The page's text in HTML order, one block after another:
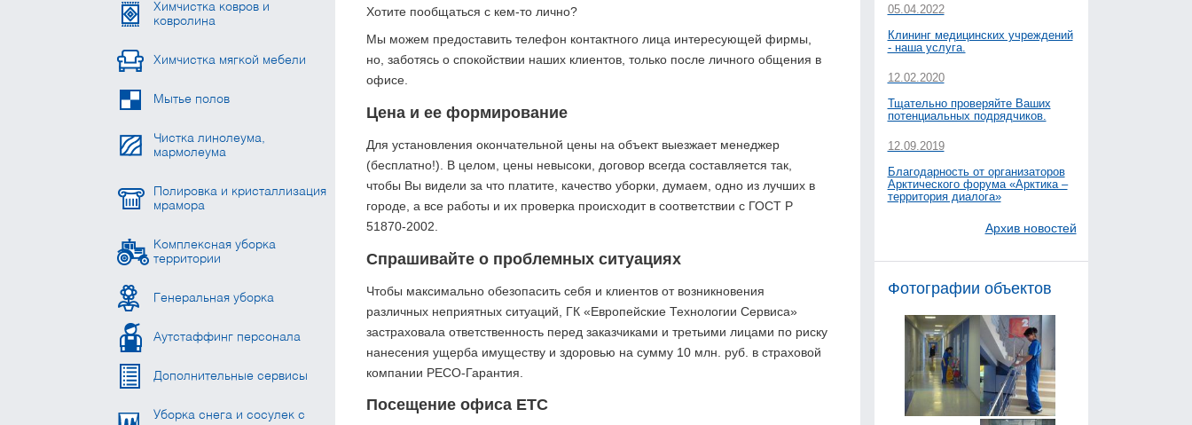
Химчистка ковров и
ковролина
Химчистка мягкой мебели
Мытье полов
Чистка линолеума,
мармолеума
Полировка и кристаллизация
мрамора
Комплексная уборка
территории
Генеральная уборка
Аутстаффинг персонала
Дополнительные сервисы
Уборка снега и сосулек с
Хотите пообщаться с кем-то лично?
Мы можем предоставить телефон контактного лица интересующей фирмы,
но, заботясь о спокойствии наших клиентов, только после личного общения в
офисе.
Цена и ее формирование
Для установления окончательной цены на объект выезжает менеджер
(бесплатно!). В целом, цены невысоки, договор всегда составляется так,
чтобы Вы видели за что платите, качество уборки, думаем, одно из лучших в
городе, а все работы и их проверка происходит в соответствии с ГОСТ Р
51870-2002.
Спрашивайте о проблемных ситуациях
Чтобы максимально обезопасить себя и клиентов от возникновения
различных неприятных ситуаций, ГК «Европейские Технологии Сервиса»
застраховала ответственность перед заказчиками и третьими лицами по риску
нанесения ущерба имуществу и здоровью на сумму 10 млн. руб. в страховой
компании РЕСО-Гарантия.
Посещение офиса ЕТС
05.04.2022
Клининг медицинских учреждений
- наша услуга.
12.02.2020
Тщательно проверяйте Ваших
потенциальных подрядчиков.
12.09.2019
Благодарность от организаторов
Арктического форума «Арктика –
территория диалога»
Архив новостей
Фотографии объектов